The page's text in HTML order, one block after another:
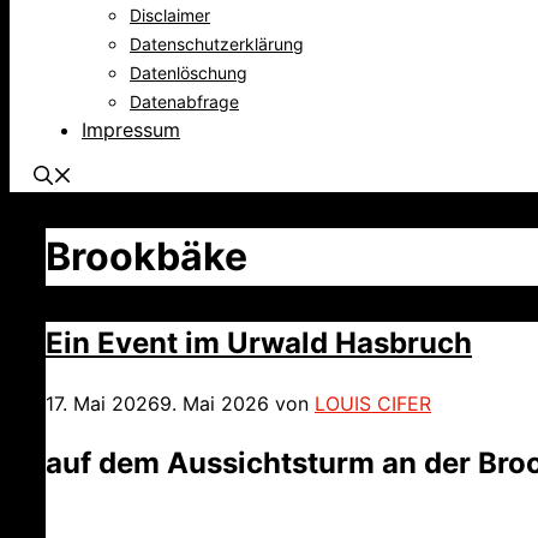
Disclaimer
Datenschutzerklärung
Datenlöschung
Datenabfrage
Impressum
Brookbäke
Ein Event im Urwald Hasbruch
17. Mai 20269. Mai 2026 von LOUIS CIFER
auf dem Aussichtsturm an der